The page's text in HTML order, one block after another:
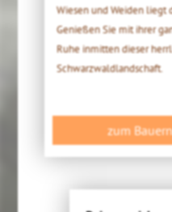
Wiesen und Weiden liegt
Genießen Sie mit ihrer
Ruhe inmitten dieser
Schwarzwaldlandschaft.
zum